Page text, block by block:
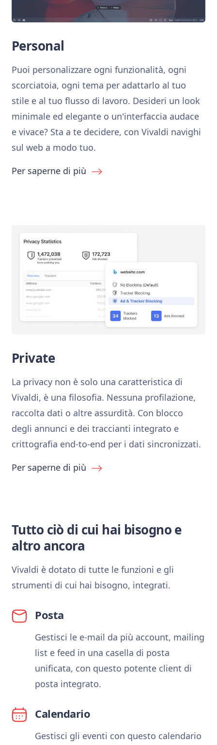
Personal
Puoi personalizzare ogni funzionalità, ogni
scorciatoia, ogni tema per adattarlo al tuo
stile e al tuo flusso di lavoro. Desideri un look
minimale ed elegante o un'interfaccia audace
e vivace? Sta a te decidere, con Vivaldi navighi
sul web a modo tuo.
Per saperne di più
Private
La privacy non è solo una caratteristica di
Vivaldi, è una filosofia. Nessuna profilazione,
raccolta dati o altre assurdità. Con blocco
degli annunci e dei traccianti integrato e
crittografia end-to-end per i dati sincronizzati.
Per saperne di più
Tutto ciò di cui hai bisogno e
altro ancora
Vivaldi è dotato di tutte le funzioni e gli
strumenti di cui hai bisogno, integrati.
Posta
Gestisci le e-mail da più account, mailing
list e feed in una casella di posta
unificata, con questo potente client di
posta integrato.
Calendario
Gestisci gli eventi con questo calendario